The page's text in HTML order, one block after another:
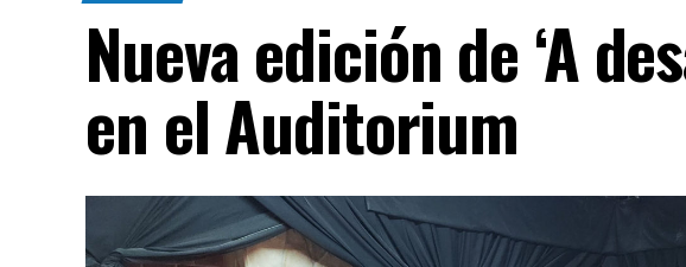
Nueva edición de ‘A
en el Auditorium